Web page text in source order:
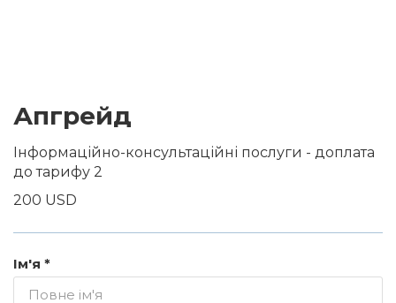
Апгрейд
Інформаційно-консультаційні послуги - доплата
до тарифу 2
200 USD
Ім'я *